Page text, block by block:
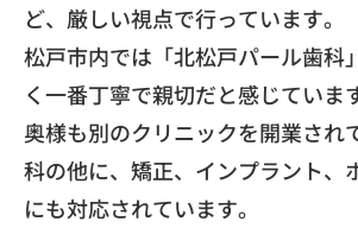
ど、厳しい視点で行っています。
松戸市内では「北松戸パール歯科
く一番丁寧で親切だと感じていま
奥様も別のクリニックを開業され
科の他に、矯正、インプラント、
にも対応されています。